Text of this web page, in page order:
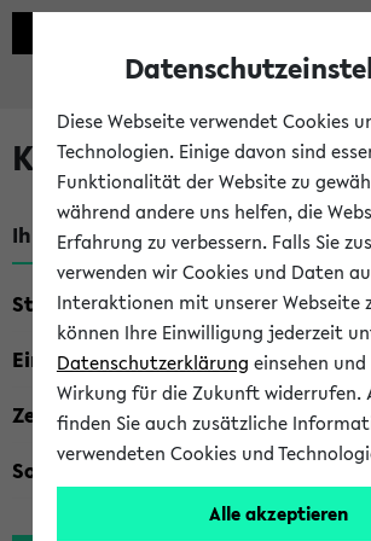
Kombisuche im eKVV
Ihre Suchkriterien:
Studienfach
Einrichtung
Zeiten
Sonstiges
Diese Webseite verwendet Cookies
Technologien. Einige davon sind
Funktionalität der Website zu
während andere uns helfen, die
Erfahrung zu verbessern. Falls Sie
verwenden wir Cookies und Daten
Interaktionen mit unserer Webseite
können Ihre Einwilligung jederzeit
Datenschutzerklärung einsehen
Wirkung für die Zukunft widerrufen.
finden Sie auch zusätzliche
verwendeten Cookies und
Alle akzeptieren